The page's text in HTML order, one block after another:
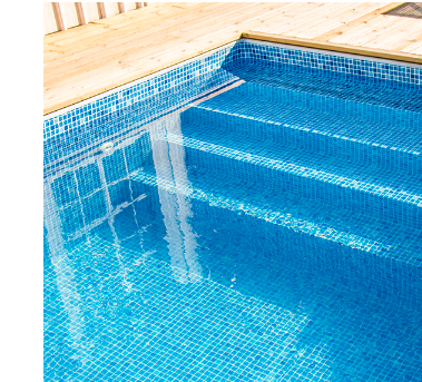
Ytterligare en fördel med en
montera i samband med
standardpoolskydd till poolen.
gör att utbudet på poolskydd att
Hur stor trappa behöver jag?
Den invändiga gaveltrappan
Bredden på trappan avgörs av
standardsortiment finns
upp till sex meter. Vill du ha en